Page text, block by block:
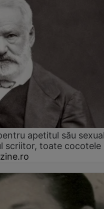
apetitul său
scriitor, toate cocotele